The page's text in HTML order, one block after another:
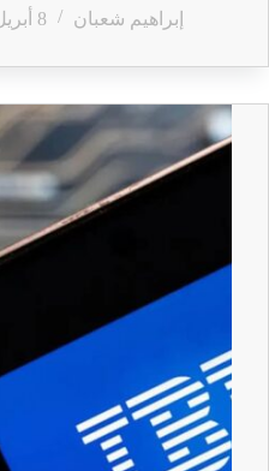
إبراهيم شعبان
8 أبريل, 2026